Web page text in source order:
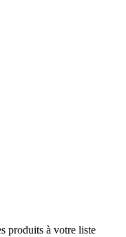
produits à votre liste